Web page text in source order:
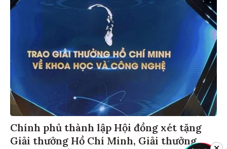
Chính phủ thành lập Hội đồng xét tặng
Giải thưởng Hồ Chí Minh, Giải thưởng